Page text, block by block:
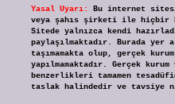
Yasal Uyarı:
Bu internet
veya şahıs şirketi ile hiçbir
Sitede yalnızca kendi
paylaşılmaktadır. Burada
taşımamakta olup, gerçek
yapılmamaktadır. Gerçek
benzerlikleri tamamen
taslak halindedir ve tavsiye